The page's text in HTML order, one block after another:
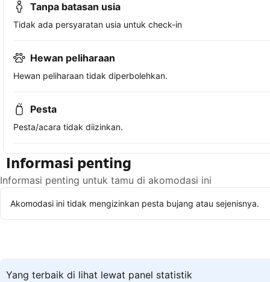
Tanpa batasan usia
Tidak ada persyaratan usia untuk check-in
Hewan peliharaan
Hewan peliharaan tidak diperbolehkan.
Pesta
Pesta/acara tidak diizinkan.
Informasi penting
Informasi penting untuk tamu di akomodasi ini
Akomodasi ini tidak mengizinkan pesta bujang atau sejenisnya.
Yang terbaik di lihat lewat panel statistik